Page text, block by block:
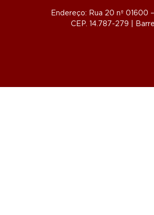
Endereço: Rua 20 nº 01600
CEP. 14.787-279 |